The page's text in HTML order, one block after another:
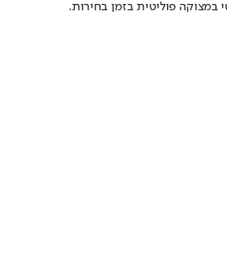
במצוקה פוליטית בזמן בחירות.